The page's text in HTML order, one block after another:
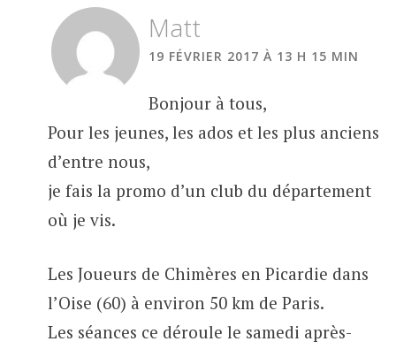
Matt
19 FÉVRIER 2017 À 13 H 15 MIN
Bonjour à tous,
Pour les jeunes, les ados et les plus anciens
d’entre nous,
je fais la promo d’un club du département
où je vis.
Les Joueurs de Chimères en Picardie dans
l’Oise (60) à environ 50 km de Paris.
Les séances ce déroule le samedi après-